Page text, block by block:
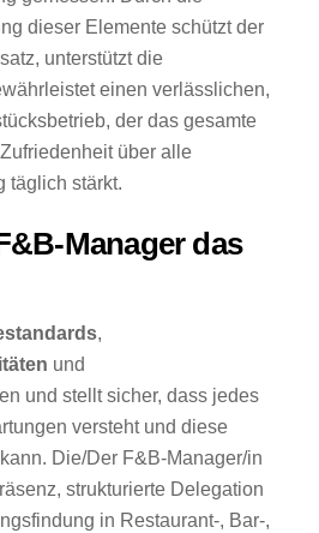
dieser Elemente schützt der
unterstützt die
einen verlässlichen,
der das gesamte
über alle
täglich stärkt.
Manager das
,
und
und stellt sicher, dass jedes
versteht und diese
Die/Der F&B-Manager/in
strukturierte Delegation
in Restaurant-, Bar-,